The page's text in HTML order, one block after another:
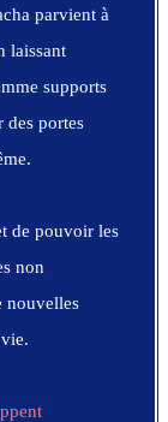
parvient à
laissant
supports
des portes
de pouvoir les
non
nouvelles